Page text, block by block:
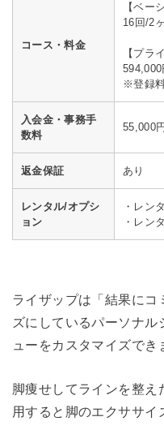
コース・料金
【ベー
16回/2
【プラ
594,000
※登録
入会金・事務手
数料
55,000円
返金保証 あり
レンタル/オプシ
ョン
・レン
・レン
ライザップは「結果にコ
ズにしているパーソナル
ューをカスタマイズでき
脚痩せしてラインを整
用すると脚のエクササイ